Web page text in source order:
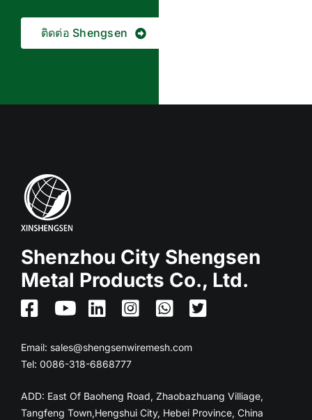
ติดต่อ Shengsen
Shenzhou City Shengsen
Metal Products Co., Ltd.
Email: sales@shengsenwiremesh.com
Tel: 0086-318-6868777
ADD: East Of Baoheng Road, Zhaobazhuang Villiage,
Tangfeng Town,Hengshui City, Hebei Province, China